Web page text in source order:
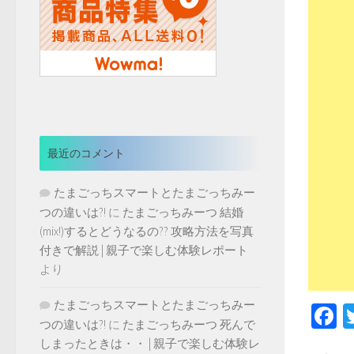
最近のコメント
たまごっちスマートとたまごっちみー
つの違いは?! に たまごっちみーつ 結婚
(mix!)するとどうなるの?? 攻略方法を写真
付きで解説 | 親子で楽しむ体験レポート
より
たまごっちスマートとたまごっちみー
つの違いは?! に たまごっちみーつ 死んで
しまったときは・・ | 親子で楽しむ体験レ